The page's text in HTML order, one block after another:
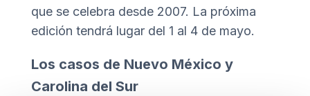
que se celebra desde 2007. La próxima
edición tendrá lugar del 1 al 4 de mayo.
Los casos de Nuevo México y
Carolina del Sur